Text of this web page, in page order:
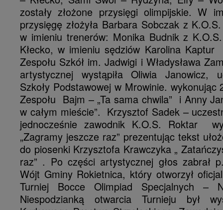
zostały złożone przysięgi olimpijskie. W
przysięgę złożyła Barbara Sobczak z
w imieniu trenerów: Monika Budnik z
Kłecko, w imieniu sędziów Karolina Kaptur
Zespołu Szkół im. Jadwigi i Władysława
artystycznej wystąpiła Oliwia Janowicz,
Szkoły Podstawowej w Mrowinie.
Zespołu Bajm – „Ta sama chwila” i Anny
w całym mieście”. Krzysztof Sadek –
jednocześnie zawodnik K.O.S. Roktar
„Zagramy jeszcze raz” prezentując tekst
do piosenki Krzysztofa Krawczyka „
raz” . Po części artystycznej głos zabrał
Wójt Gminy Rokietnica, który otworzył
Turniej Bocce Olimpiad Specjalnych –
Niespodzianką otwarcia Turnieju był